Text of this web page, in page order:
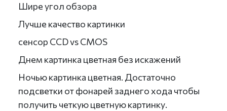
Шире угол обзора
Лучше качество картинки
сенсор CCD vs CMOS
Днем картинка цветная без искажений
Ночью картинка цветная. Достаточно
подсветки от фонарей заднего хода чтобы
получить четкую цветную картинку.